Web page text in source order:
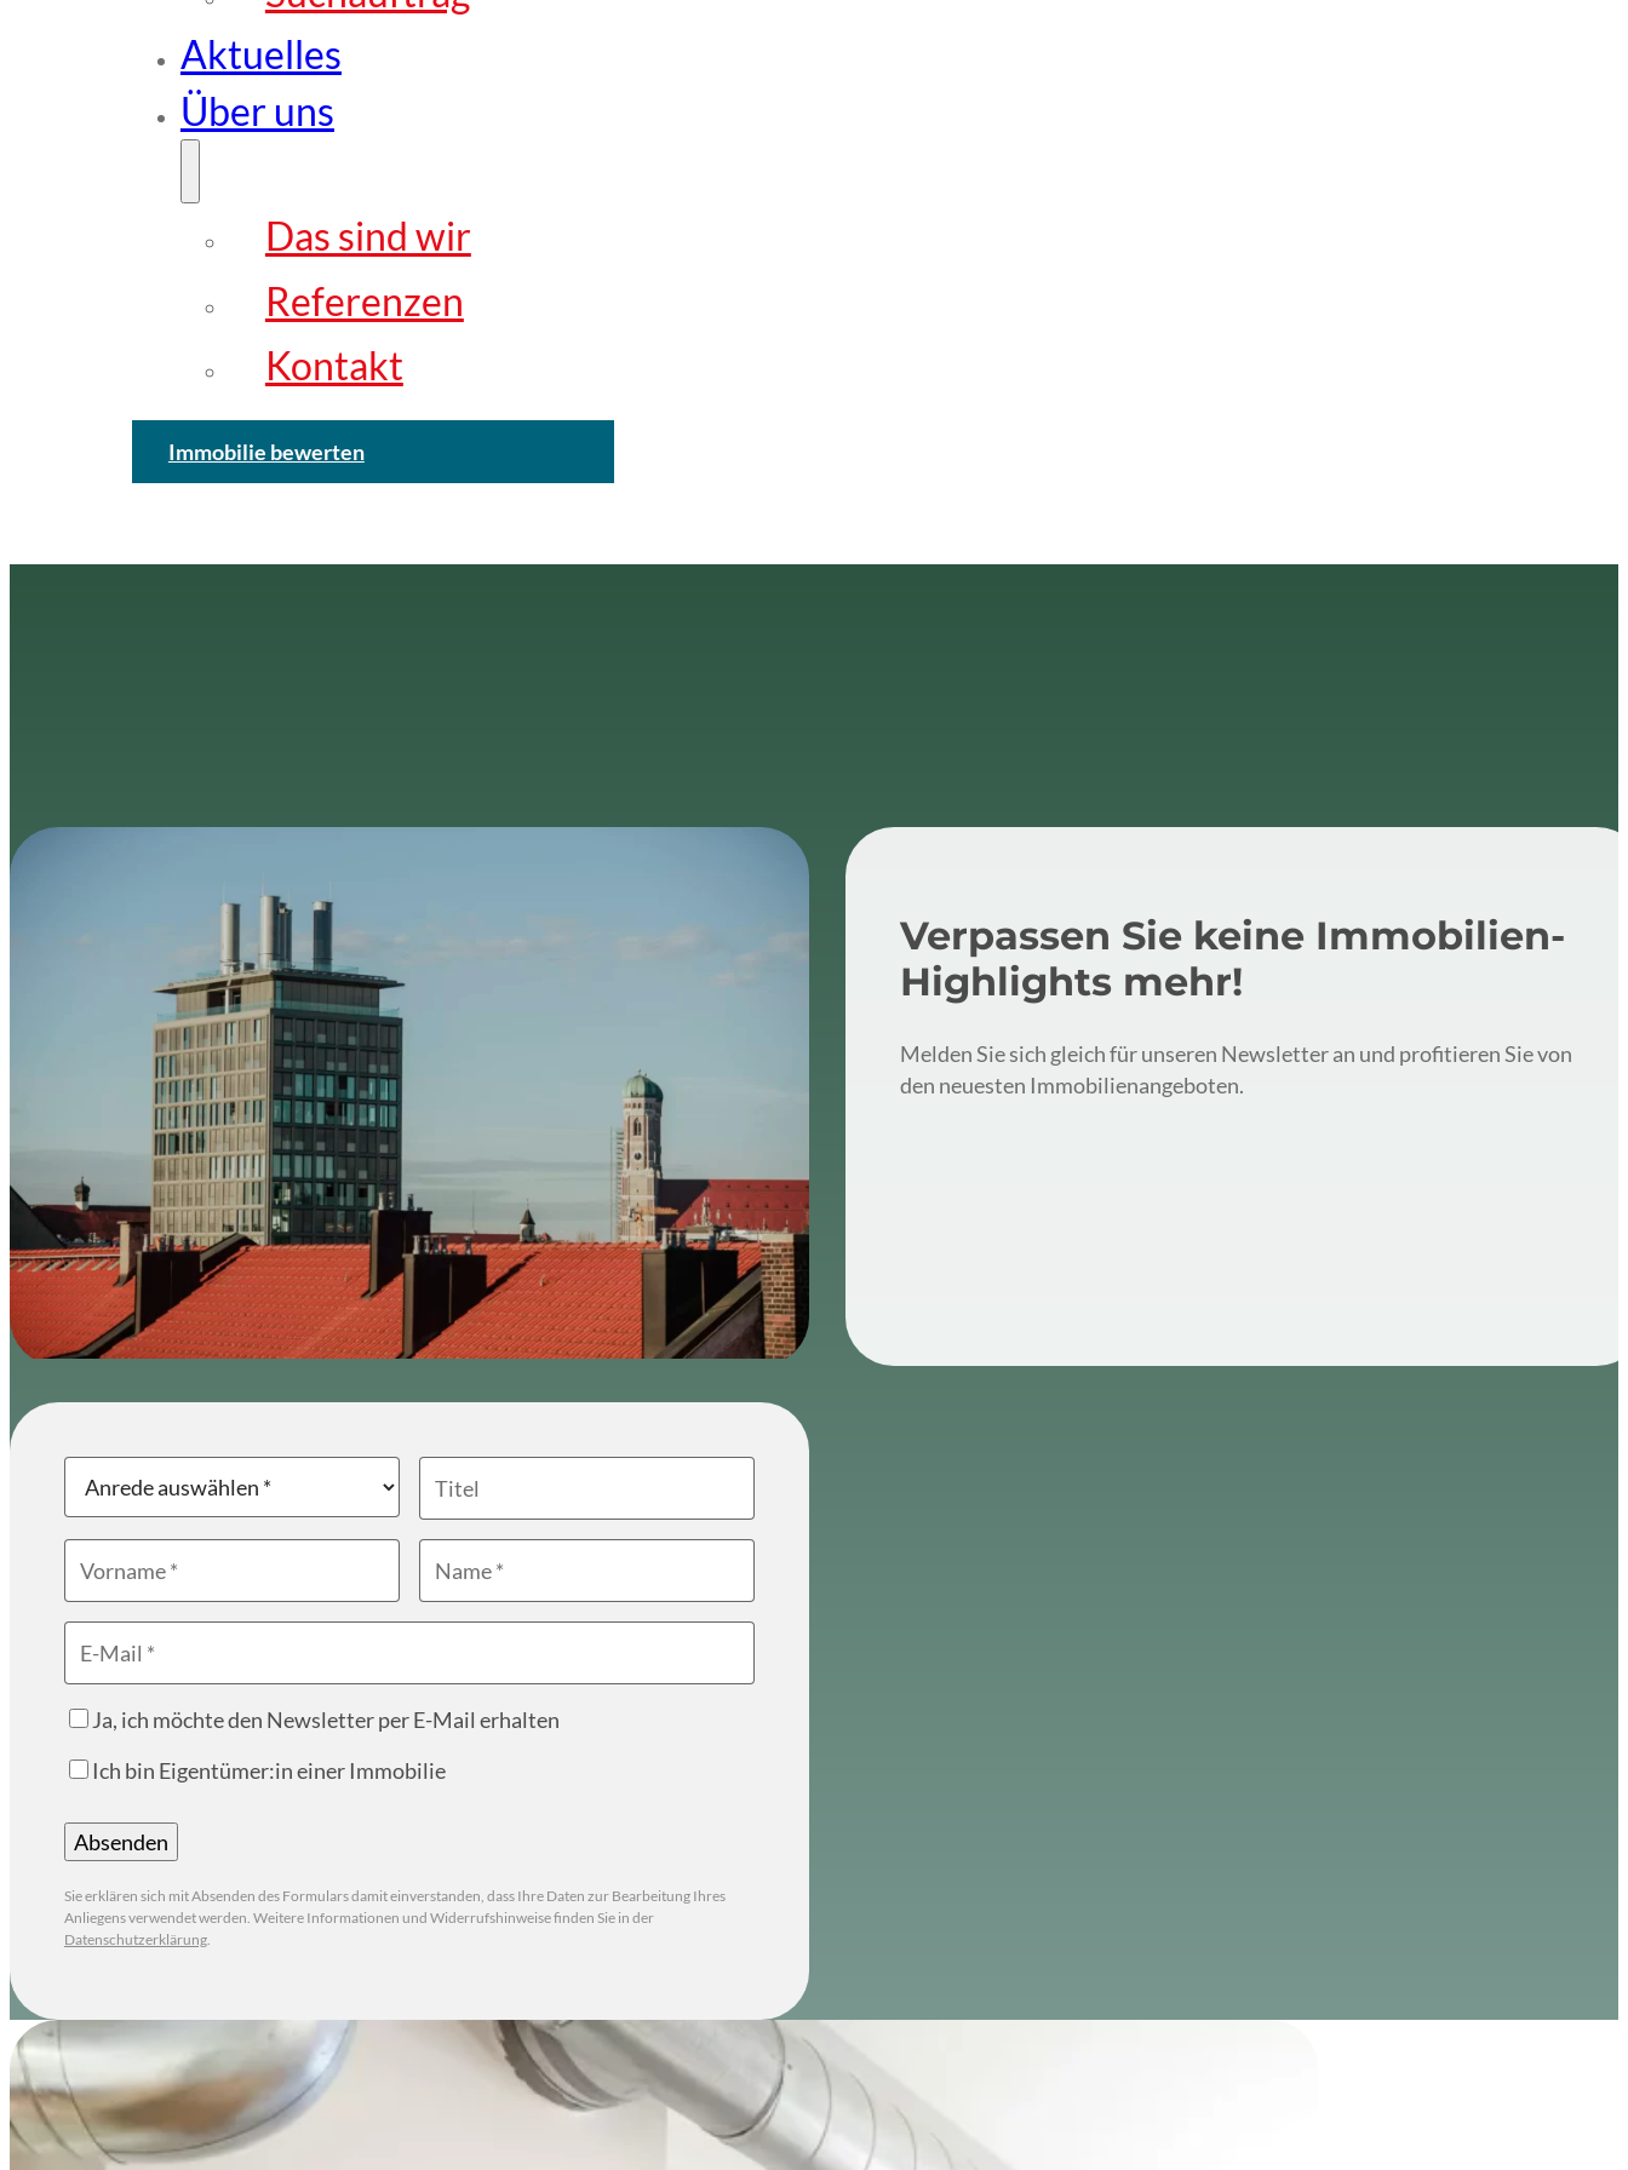
Aktuelles
Über uns
Das sind wir
Referenzen
Kontakt
Immobilie bewerten
Verpassen Sie keine Immobilien-
Highlights mehr!
Melden Sie sich gleich für unseren Newsletter an und profitieren Sie von
den neuesten Immobilienangeboten.
Ja, ich möchte den Newsletter per E-Mail erhalten
Ich bin Eigentümer:in einer Immobilie
Absenden
Sie erklären sich mit Absenden des Formulars damit einverstanden, dass Ihre Daten zur Bearbeitung Ihres
Anliegens verwendet werden. Weitere Informationen und Widerrufshinweise finden Sie in der
Datenschutzerklärung.